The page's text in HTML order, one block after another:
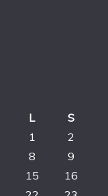
L
S
1
2
8
9
15
16